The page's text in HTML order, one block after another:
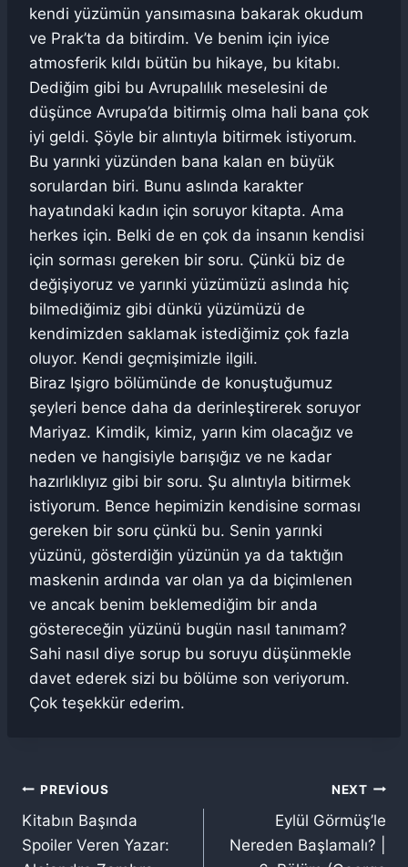
kendi yüzümün yansımasına bakarak okudum
ve Prak’ta da bitirdim. Ve benim için iyice
atmosferik kıldı bütün bu hikaye, bu kitabı.
Dediğim gibi bu Avrupalılık meselesini de
düşünce Avrupa’da bitirmiş olma hali bana çok
iyi geldi. Şöyle bir alıntıyla bitirmek istiyorum.
Bu yarınki yüzünden bana kalan en büyük
sorulardan biri. Bunu aslında karakter
hayatındaki kadın için soruyor kitapta. Ama
herkes için. Belki de en çok da insanın kendisi
için sorması gereken bir soru. Çünkü biz de
değişiyoruz ve yarınki yüzümüzü aslında hiç
bilmediğimiz gibi dünkü yüzümüzü de
kendimizden saklamak istediğimiz çok fazla
oluyor. Kendi geçmişimizle ilgili.
Biraz Işigro bölümünde de konuştuğumuz
şeyleri bence daha da derinleştirerek soruyor
Mariyaz. Kimdik, kimiz, yarın kim olacağız ve
neden ve hangisiyle barışığız ve ne kadar
hazırlıklıyız gibi bir soru. Şu alıntıyla bitirmek
istiyorum. Bence hepimizin kendisine sorması
gereken bir soru çünkü bu. Senin yarınki
yüzünü, gösterdiğin yüzünün ya da taktığın
maskenin ardında var olan ya da biçimlenen
ve ancak benim beklemediğim bir anda
göstereceğin yüzünü bugün nasıl tanımam?
Sahi nasıl diye sorup bu soruyu düşünmekle
davet ederek sizi bu bölüme son veriyorum.
Çok teşekkür ederim.
Yazı
gezinmesi
PREVIOUS
Kitabın Başında
Spoiler Veren Yazar:
NEXT
Eylül Görmüş’le
Nereden Başlamalı? |